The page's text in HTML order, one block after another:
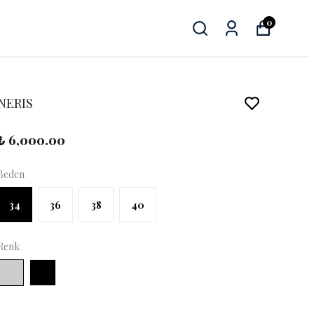
0
6,000.00
34 36 38 40